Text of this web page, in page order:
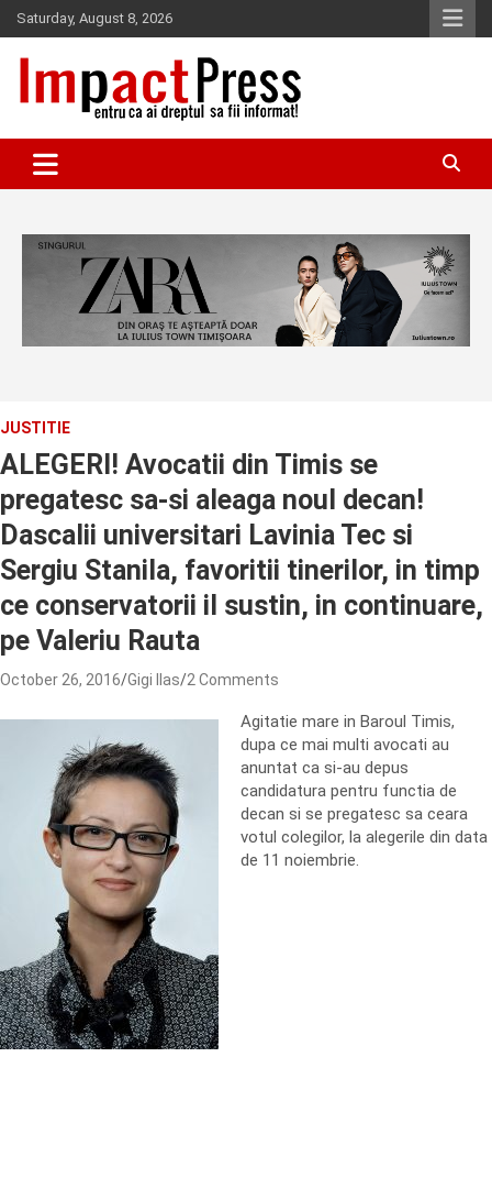
Skip
to
content
Saturday, August 8, 2026
IMPACTPRESS
JUSTITIE
ALEGERI! Avocatii din Timis se
pregatesc sa-si aleaga noul decan!
Dascalii universitari Lavinia Tec si
Sergiu Stanila, favoritii tinerilor, in timp
ce conservatorii il sustin, in continuare,
pe Valeriu Rauta
October 26, 2016 Gigi Ilas 2 Comments
Agitatie mare in Baroul Timis,
dupa ce mai multi avocati au
anuntat ca si-au depus
candidatura pentru functia de
decan si se pregatesc sa ceara
votul colegilor, la alegerile din data
de 11 noiembrie.